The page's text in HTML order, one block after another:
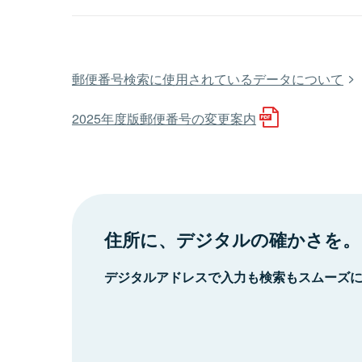
郵便番号検索に使用されているデータについて
2025年度版郵便番号の変更案内
住所に、デジタルの確かさを。
デジタルアドレスで入力も検索もスムーズ